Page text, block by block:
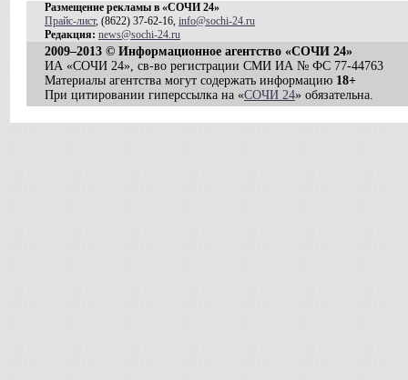
Размещение рекламы в «СОЧИ 24»
Прайс-лист, (8622) 37-62-16, info@sochi-24.ru
Редакция: news@sochi-24.ru
2009–2013 © Информационное агентство «СОЧИ 24»
ИА «СОЧИ 24», св-во регистрации СМИ ИА № ФС 77-44763
Материалы агентства могут содержать информацию 18+
При цитировании гиперссылка на «СОЧИ 24» обязательна.